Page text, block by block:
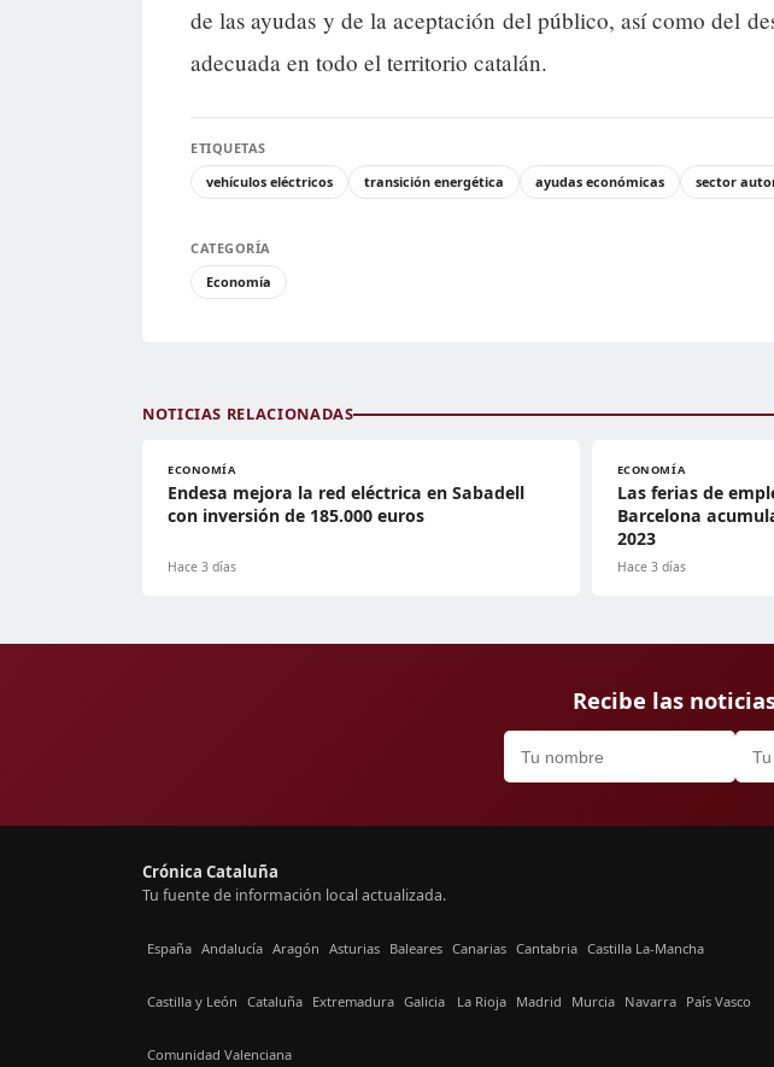
de las ayudas y de la aceptación del público, así como del
adecuada en todo el territorio catalán.
ETIQUETAS
vehículos eléctricos
transición energética ayudas económicas sector
CATEGORÍA
Economía
NOTICIAS RELACIONADAS
ECONOMÍA
Endesa mejora la red eléctrica en Sabadell
con inversión de 185.000 euros
Hace 3 días
ECONOMÍA
Las ferias de
Barcelona
2023
Hace 3 días
Recibe las
Crónica Cataluña
Tu fuente de información local actualizada.
España Andalucía Aragón Asturias Baleares Canarias Cantabria Castilla La-Mancha
Castilla y León Cataluña Extremadura Galicia La Rioja Madrid Murcia Navarra País Vasco
Comunidad Valenciana